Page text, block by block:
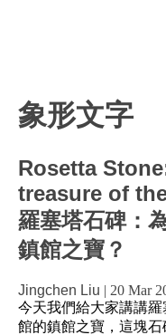
象形文字
Rosetta
treasure of
羅塞塔石碑：
鎮館之寶？
Jingchen Liu | 20 Mar
今天我們給大家講講
館的鎮館之寶，這塊